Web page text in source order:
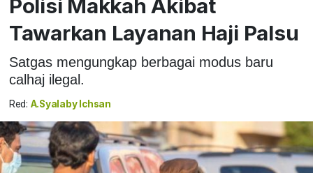
Polisi Makkah Akibat
Tawarkan Layanan Haji Palsu
Satgas mengungkap berbagai modus baru
calhaj ilegal.
Red: A.Syalaby Ichsan